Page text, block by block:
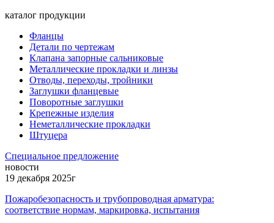
каталог продукции
Фланцы
Детали по чертежам
Клапана запорные сальниковые
Металлические прокладки и линзы
Отводы, переходы, тройники
Заглушки фланцевые
Поворотные заглушки
Крепежные изделия
Неметаллические прокладки
Штуцера
Специальное предложение
новости
19 декабря 2025г
Пожаробезопасность и трубопроводная арматура:
соответствие нормам, маркировка, испытания